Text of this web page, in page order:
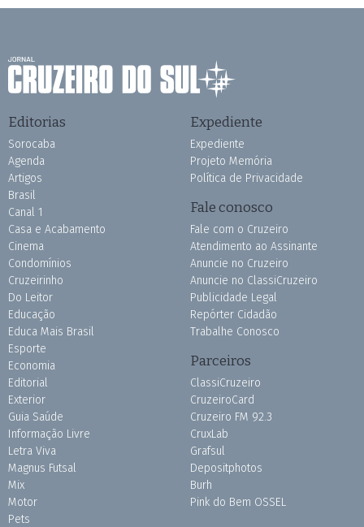
Editorias
Sorocaba
Agenda
Artigos
Brasil
Canal 1
Casa e Acabamento
Cinema
Condomínios
Cruzeirinho
Do Leitor
Educação
Educa Mais Brasil
Esporte
Economia
Editorial
Exterior
Guia Saúde
Informação Livre
Letra Viva
Magnus Futsal
Mix
Motor
Pets
Expediente
Expediente
Projeto Memória
Política de Privacidade
Fale conosco
Fale com o Cruzeiro
Atendimento ao Assinante
Anuncie no Cruzeiro
Anuncie no ClassiCruzeiro
Publicidade Legal
Repórter Cidadão
Trabalhe Conosco
Parceiros
ClassiCruzeiro
CruzeiroCard
Cruzeiro FM 92.3
CruxLab
Grafsul
Depositphotos
Burh
Pink do Bem OSSEL